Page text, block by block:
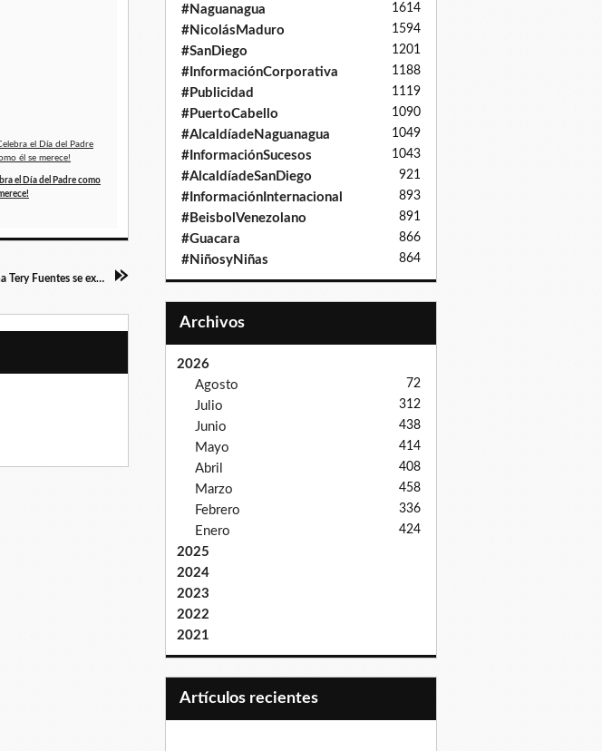
el Día del Padre como
Obras de la artista venezolana Tery Fuentes se exponen en Miami International Fine Arts en enero 2025
#Naguanagua 1614
#NicolásMaduro 1594
#SanDiego 1201
#InformaciónCorporativa 1188
#Publicidad 1119
#PuertoCabello 1090
#AlcaldíadeNaguanagua 1049
#InformaciónSucesos 1043
#AlcaldíadeSanDiego 921
#InformaciónInternacional 893
#BeisbolVenezolano 891
#Guacara 866
#NiñosyNiñas 864
Archivos
2026
Agosto
72
Julio 312
Junio 438
Mayo 414
Abril 408
Marzo 458
Febrero 336
Enero 424
2025
2024
2023
2022
2021
Artículos recientes